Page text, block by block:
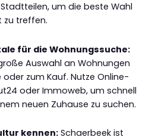
um die beste Wahl
zu treffen.
für die Wohnungssuche:
Auswahl an Wohnungen
oder zum Kauf. Nutze Online-
oder Immoweb, um schnell
neuen Zuhause zu suchen.
kennen: Schaerbeek ist